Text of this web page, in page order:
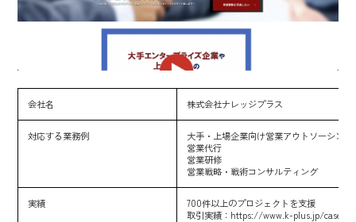
会社名 株式会社ナレッジプラス
対応する業務例
大手・上場企業向け営業アウトソーシング
営業代行
営業研修
営業戦略・戦術コンサルティング
実績
700件以上のプロジェクトを支援
取引実績： https://www.k-plus.jp/